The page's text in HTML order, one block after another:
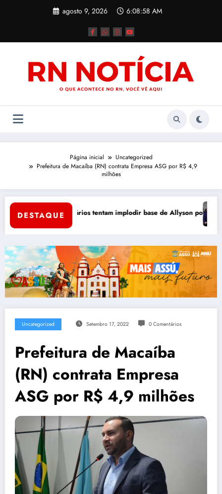
agosto 9, 2026 6:08:59 AM
Página inicial
Uncategorized
Prefeitura de Macaíba (RN) contrata Empresa ASG por R$ 4,9
milhões
DESTAQUE
bruto: adversários tentam implodir base de Allyson por dentro
Uncategorized Setembro 17, 2022 0 Comentários
Prefeitura de Macaíba
(RN) contrata Empresa
ASG por R$ 4,9 milhões